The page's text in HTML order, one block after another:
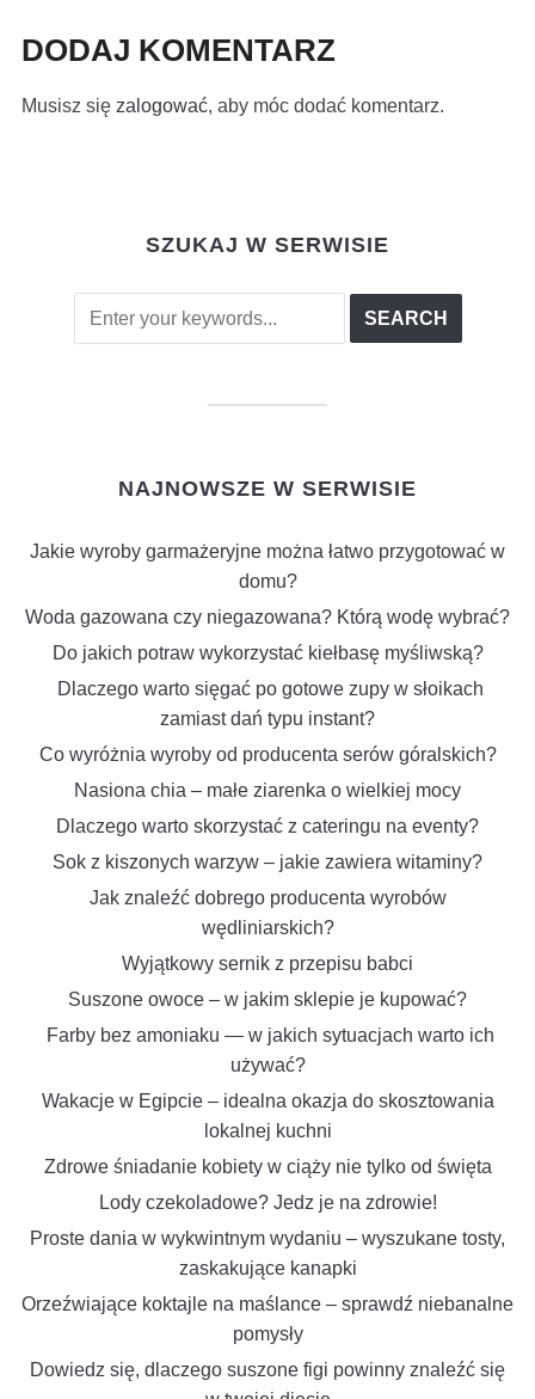
DODAJ KOMENTARZ
Musisz się zalogować, aby móc dodać komentarz.
SZUKAJ W SERWISIE
NAJNOWSZE W SERWISIE
Jakie wyroby garmażeryjne można łatwo przygotować w
domu?
Woda gazowana czy niegazowana? Którą wodę wybrać?
Do jakich potraw wykorzystać kiełbasę myśliwską?
Dlaczego warto sięgać po gotowe zupy w słoikach
zamiast dań typu instant?
Co wyróżnia wyroby od producenta serów góralskich?
Nasiona chia – małe ziarenka o wielkiej mocy
Dlaczego warto skorzystać z cateringu na eventy?
Sok z kiszonych warzyw – jakie zawiera witaminy?
Jak znaleźć dobrego producenta wyrobów
wędliniarskich?
Wyjątkowy sernik z przepisu babci
Suszone owoce – w jakim sklepie je kupować?
Farby bez amoniaku — w jakich sytuacjach warto ich
używać?
Wakacje w Egipcie – idealna okazja do skosztowania
lokalnej kuchni
Zdrowe śniadanie kobiety w ciąży nie tylko od święta
Lody czekoladowe? Jedz je na zdrowie!
Proste dania w wykwintnym wydaniu – wyszukane tosty,
zaskakujące kanapki
Orzeźwiające koktajle na maślance – sprawdź niebanalne
pomysły
Dowiedz się, dlaczego suszone figi powinny znaleźć się